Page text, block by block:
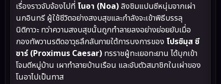
เรื่องราวจับจ้องไปที่ โนอา (Noa)ลิงชิมแปนซีหนุ่มจากเผ่า
นกอินทรี ผู้ใช้ชีวิตอย่างสงบสุขและกำลังจะเข้าพิธีบรรลุ
นิติภาวะ ทว่าความสงบสุขนั้นถูกทำลายลงอย่างย่อยยับเมื่อ
กองทัพวานรติดอาวุธลึกลับภายใต้การบงการของ โปรซิมุส ซี
ซาร์ (Proximus Caesar) ทรราชผู้ทะเยอทะยาน ได้บุกเข้า
โจมตีหมู่บ้าน เผาทำลายบ้านเรือน และจับตัวสมาชิกในเผ่าของ
โนอาไปเป็นทาส